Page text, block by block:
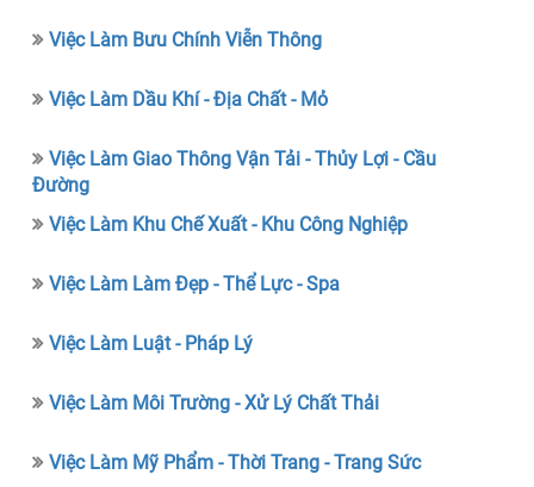
Việc Làm Bưu Chính Viễn Thông
Việc Làm Dầu Khí - Địa Chất - Mỏ
Việc Làm Giao Thông Vận Tải - Thủy Lợi - Cầu
Đường
Việc Làm Khu Chế Xuất - Khu Công Nghiệp
Việc Làm Làm Đẹp - Thể Lực - Spa
Việc Làm Luật - Pháp Lý
Việc Làm Môi Trường - Xử Lý Chất Thải
Việc Làm Mỹ Phẩm - Thời Trang - Trang Sức